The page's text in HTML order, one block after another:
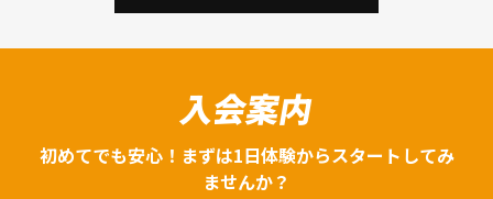
入会案内
初めてでも安心！まずは1日体験からスタートしてみ
ませんか？